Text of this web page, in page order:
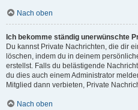
Nach oben
Ich bekomme ständig unerwünschte
Du kannst Private Nachrichten, die dir
löschen, indem du in deinem
erstellst. Falls du belästigende
du dies auch einem Administrator
Mitglied dann verbieten, Private
Nach oben